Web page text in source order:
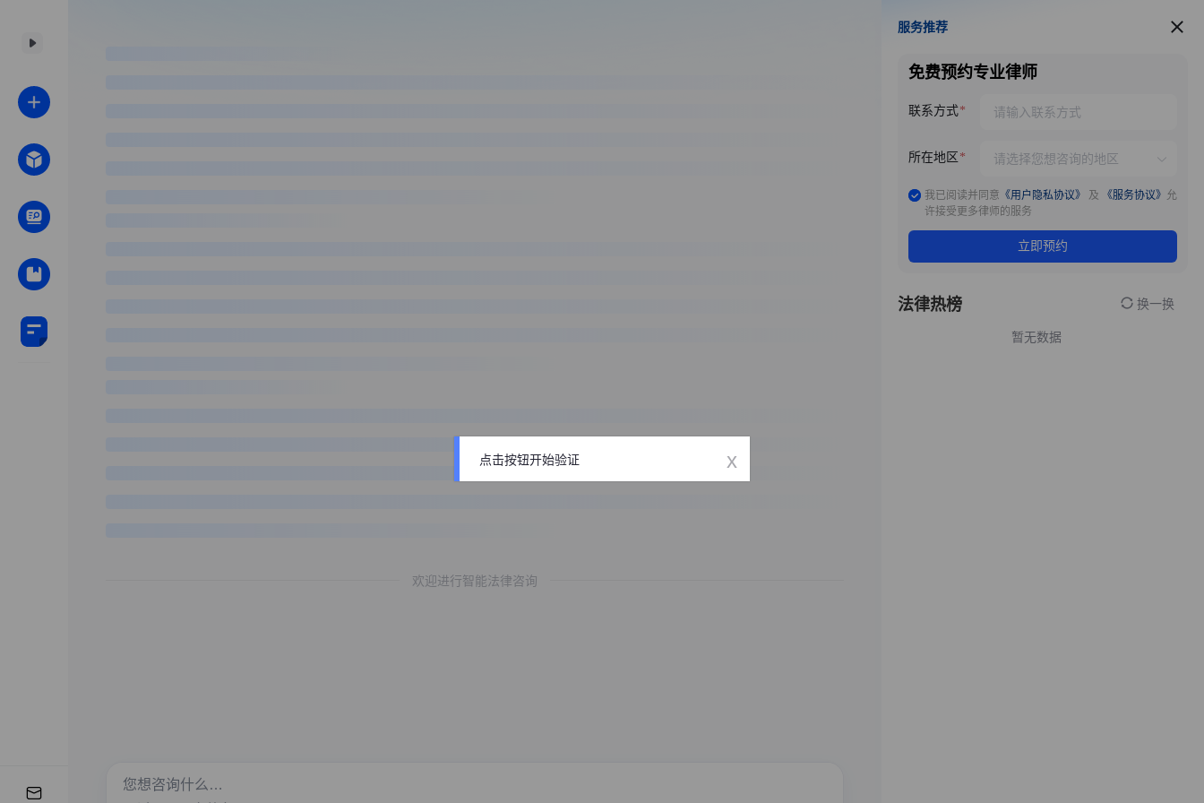
欢迎进行智能法律咨询
服务推荐
服务推荐
免费预约专业律师
联系方式
所在地区
我已阅读并同意 《用户隐私协议》 及 《服务协议》 允
许接受更多律师的服务
立即预约
法律热榜 换一换
暂无数据
点击按钮开始验证 x